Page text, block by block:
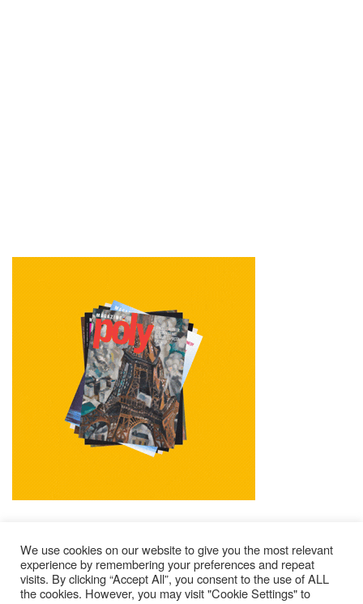
Mentions Légales Contacts
Où Trouver Poly ?
We use cookies on our website to give you the most relevant
experience by remembering your preferences and repeat
visits. By clicking “Accept All”, you consent to the use of ALL
the cookies. However, you may visit "Cookie Settings" to